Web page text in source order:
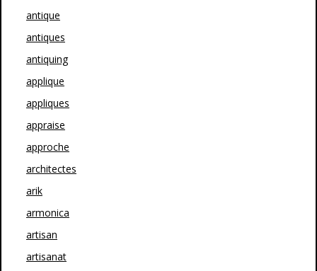
antique
antiques
antiquing
applique
appliques
appraise
approche
architectes
arik
armonica
artisan
artisanat